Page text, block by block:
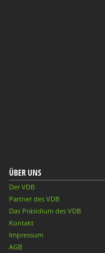
ÜBER UNS
Der VDB
Partner des VDB
Das Präsidium des VDB
Kontakt
Impressum
AGB